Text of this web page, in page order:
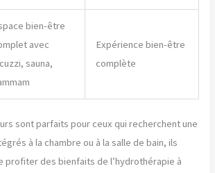
bien-être
avec
sauna,
Expérience bien-être
complète
sont parfaits pour ceux qui recherchent une
à la chambre ou à la salle de bain, ils
profiter des bienfaits de l’hydrothérapie à